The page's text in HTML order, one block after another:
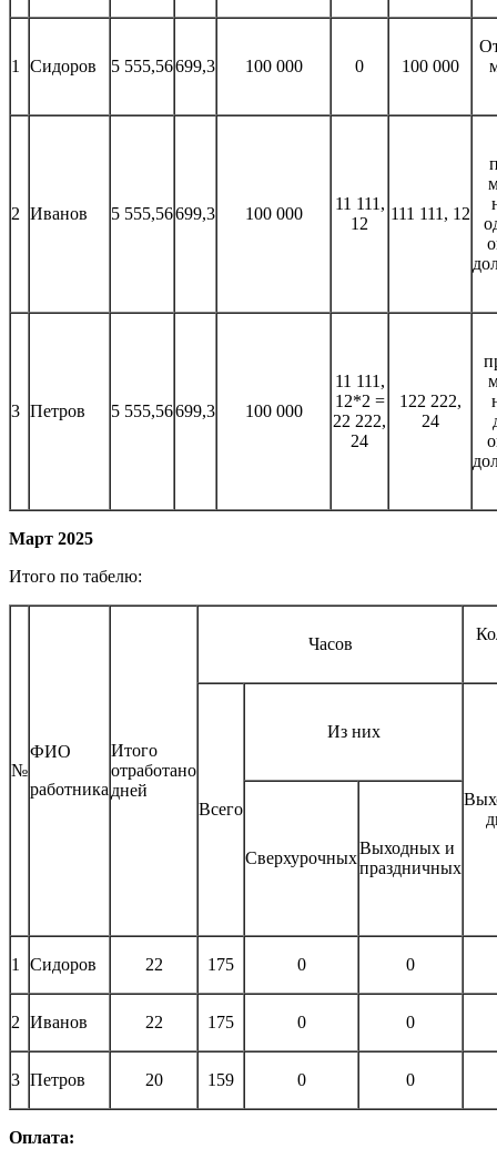
1 Сидоров 5 555,56699,3 100 000 0 100 000
2 Иванов 5 555,56699,3 100 000
11 111,
12
111 111, 12
3 Петров 5 555,56699,3 100 000
11 111,
12*2 =
22 222,
24
122 222,
24
Март 2025
Итого по табелю:
№
ФИО
работника
Итого
отработано
дней
Часов
Всего
Из них
Сверхурочных
Выходных и
праздничных
1 Сидоров 22 175 0 0
2 Иванов 22 175 0 0
3 Петров 20 159 0 0
Оплата: